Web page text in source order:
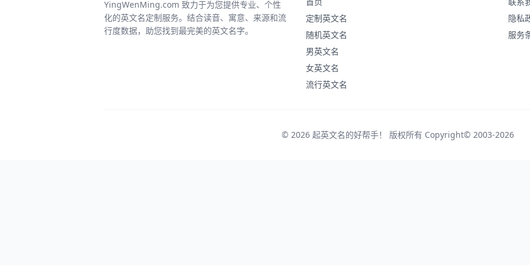
YingWenMing.com 致力于为您提供专业、个性
化的英文名定制服务。结合读音、寓意、来源和流
行度数据，助您找到最完美的英文名字。
定制英文名
随机英文名
男英文名
女英文名
流行英文名
隐私
服务
© 2026 起英文名的好帮手！ 版权所有 Copyright© 2003-2026